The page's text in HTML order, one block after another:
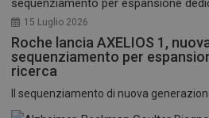
15 Luglio 2026
Roche lancia AXELIOS 1,
sequenziamento per
ricerca
Il sequenziamento di nuova